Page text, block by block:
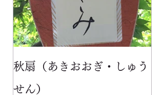
秋扇（あきおおぎ・しゅう
せん）